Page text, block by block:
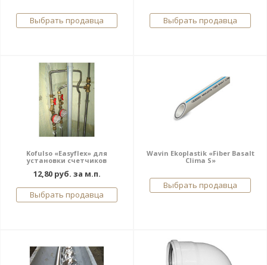
Выбрать продавца Выбрать продавца
Kofulso «Easyflex» для
установки счетчиков
12,80 руб. за м.п.
Выбрать продавца
Wavin Ekoplastik «Fiber Basalt
Clima S»
Выбрать продавца